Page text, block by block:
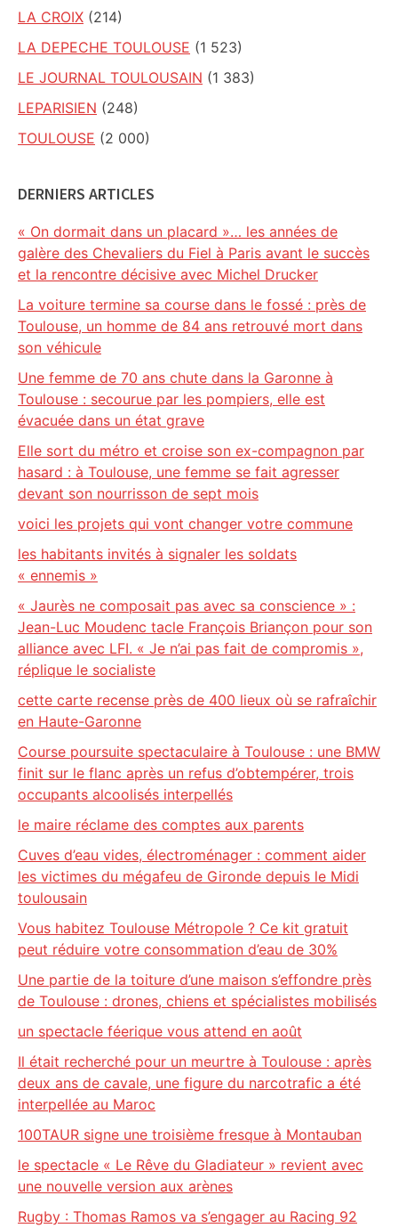
LA CROIX (214)
LA DEPECHE TOULOUSE (1 523)
LE JOURNAL TOULOUSAIN (1 383)
LEPARISIEN (248)
TOULOUSE (2 000)
DERNIERS ARTICLES
« On dormait dans un placard »… les années de
galère des Chevaliers du Fiel à Paris avant le succès
et la rencontre décisive avec Michel Drucker
La voiture termine sa course dans le fossé : près de
Toulouse, un homme de 84 ans retrouvé mort dans
son véhicule
Une femme de 70 ans chute dans la Garonne à
Toulouse : secourue par les pompiers, elle est
évacuée dans un état grave
Elle sort du métro et croise son ex-compagnon par
hasard : à Toulouse, une femme se fait agresser
devant son nourrisson de sept mois
voici les projets qui vont changer votre commune
les habitants invités à signaler les soldats
« ennemis »
« Jaurès ne composait pas avec sa conscience » :
Jean-Luc Moudenc tacle François Briançon pour son
alliance avec LFI. « Je n’ai pas fait de compromis »,
réplique le socialiste
cette carte recense près de 400 lieux où se rafraîchir
en Haute-Garonne
Course poursuite spectaculaire à Toulouse : une BMW
finit sur le flanc après un refus d’obtempérer, trois
occupants alcoolisés interpellés
le maire réclame des comptes aux parents
Cuves d’eau vides, électroménager : comment aider
les victimes du mégafeu de Gironde depuis le Midi
toulousain
Vous habitez Toulouse Métropole ? Ce kit gratuit
peut réduire votre consommation d’eau de 30%
Une partie de la toiture d’une maison s’effondre près
de Toulouse : drones, chiens et spécialistes mobilisés
un spectacle féerique vous attend en août
Il était recherché pour un meurtre à Toulouse : après
deux ans de cavale, une figure du narcotrafic a été
interpellée au Maroc
100TAUR signe une troisième fresque à Montauban
le spectacle « Le Rêve du Gladiateur » revient avec
une nouvelle version aux arènes
Rugby : Thomas Ramos va s’engager au Racing 92